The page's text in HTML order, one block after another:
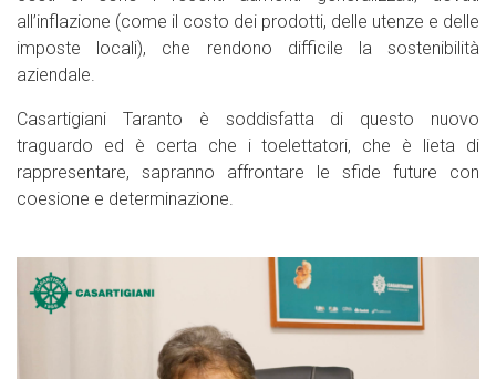
all’inflazione (come il costo dei prodotti, delle utenze e delle
imposte locali), che rendono difficile la sostenibilità
aziendale.
Casartigiani Taranto è soddisfatta di questo nuovo
traguardo ed è certa che i toelettatori, che è lieta di
rappresentare, sapranno affrontare le sfide future con
coesione e determinazione.